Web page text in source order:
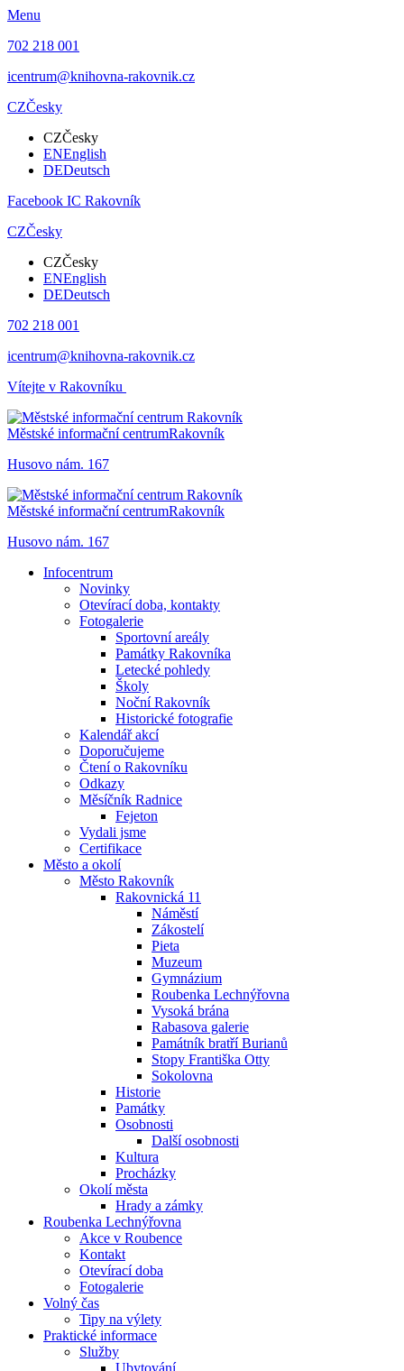
Menu
702 218 001
icentrum@knihovna-rakovnik.cz
CZČesky
CZČesky
ENEnglish
DEDeutsch
Facebook IC Rakovník
CZČesky
CZČesky
ENEnglish
DEDeutsch
702 218 001
icentrum@knihovna-rakovnik.cz
Vítejte v Rakovníku
Městské informační centrumRakovník
Husovo nám. 167
Městské informační centrumRakovník
Husovo nám. 167
Infocentrum
Novinky
Otevírací doba, kontakty
Fotogalerie
Sportovní areály
Památky Rakovníka
Letecké pohledy
Školy
Noční Rakovník
Historické fotografie
Kalendář akcí
Doporučujeme
Čtení o Rakovníku
Odkazy
Měsíčník Radnice
Fejeton
Vydali jsme
Certifikace
Město a okolí
Město Rakovník
Rakovnická 11
Náměstí
Zákostelí
Pieta
Muzeum
Gymnázium
Roubenka Lechnýřovna
Vysoká brána
Rabasova galerie
Památník bratří Burianů
Stopy Františka Otty
Sokolovna
Historie
Památky
Osobnosti
Další osobnosti
Kultura
Procházky
Okolí města
Hrady a zámky
Roubenka Lechnýřovna
Akce v Roubence
Kontakt
Otevírací doba
Fotogalerie
Volný čas
Tipy na výlety
Praktické informace
Služby
Ubytování